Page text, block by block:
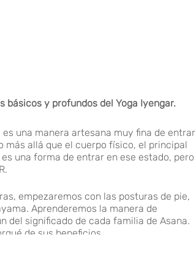
básicos y profundos del Yoga Iyengar.
una manera artesana muy fina de entrar
más allá que el cuerpo físico, el principal
una forma de entrar en ese estado, pero
empezaremos con las posturas de pie,
Aprenderemos la manera de
del significado de cada familia de Asana.
de sus beneficios.